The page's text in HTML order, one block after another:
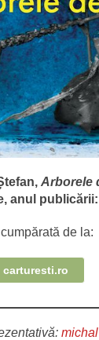
Arborele
anul
de la:
carturesti.ro